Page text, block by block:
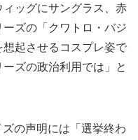
ッグにサングラス、赤
ズの「クワトロ・バジ
起させるコスプレ姿で
ズの政治利用では」と
の声明には「選挙終わ